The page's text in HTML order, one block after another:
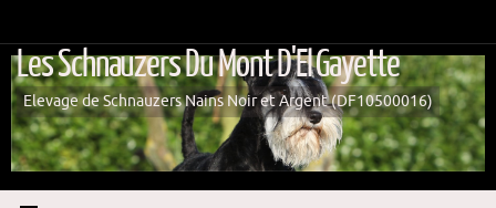
contenu
Les Schnauzers Du Mont D'El Gayette
Elevage de Schnauzers Nains Noir et Argent (DF10500016)